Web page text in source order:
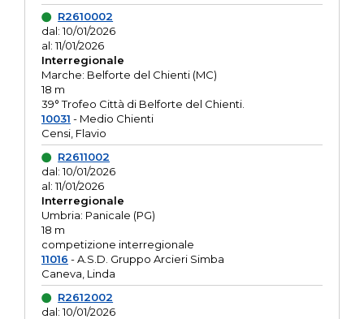
R2610002
dal: 10/01/2026
al: 11/01/2026
Interregionale
Marche: Belforte del Chienti (MC)
18 m
39° Trofeo Città di Belforte del Chienti.
10031 - Medio Chienti
Censi, Flavio
R2611002
dal: 10/01/2026
al: 11/01/2026
Interregionale
Umbria: Panicale (PG)
18 m
competizione interregionale
11016 - A.S.D. Gruppo Arcieri Simba
Caneva, Linda
R2612002
dal: 10/01/2026